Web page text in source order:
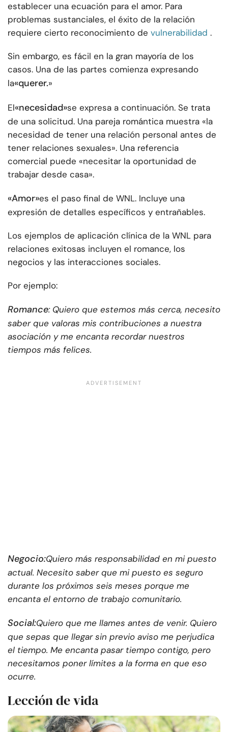
establecer una ecuación para el amor. Para
problemas sustanciales, el éxito de la relación
requiere cierto reconocimiento de vulnerabilidad .
Sin embargo, es fácil en la gran mayoría de los
casos. Una de las partes comienza expresando
la«querer.»
El«necesidad»se expresa a continuación. Se trata
de una solicitud. Una pareja romántica muestra «la
necesidad de tener una relación personal antes de
tener relaciones sexuales». Una referencia
comercial puede «necesitar la oportunidad de
trabajar desde casa».
«Amor»es el paso final de WNL. Incluye una
expresión de detalles específicos y entrañables.
Los ejemplos de aplicación clínica de la WNL para
relaciones exitosas incluyen el romance, los
negocios y las interacciones sociales.
Por ejemplo:
Romance: Quiero que estemos más cerca, necesito
saber que valoras mis contribuciones a nuestra
asociación y me encanta recordar nuestros
tiempos más felices.
Negocio:Quiero más responsabilidad en mi puesto
actual. Necesito saber que mi puesto es seguro
durante los próximos seis meses porque me
encanta el entorno de trabajo comunitario.
Social:Quiero que me llames antes de venir. Quiero
que sepas que llegar sin previo aviso me perjudica
el tiempo. Me encanta pasar tiempo contigo, pero
necesitamos poner límites a la forma en que eso
ocurre.
Lección de vida